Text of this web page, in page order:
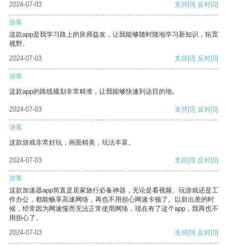
2024-07-03
支持[0] 反对[0]
游客
这款app是我学习路上的良师益友，让我能够随时随地学习新知识，拓宽
视野。
2024-07-03
支持[0] 反对[0]
游客
这款app的路线规划非常精准，让我能够快速到达目的地。
2024-07-03 支持[0] 反对[0]
游客
这款游戏非常好玩，画面精美，玩法丰富。
2024-07-03 支持[0] 反对[0]
游客
这款加速器app简直是居家旅行必备神器，无论是看视频、玩游戏还是工
作办公，都能畅享高速网络，再也不用担心网速卡顿了。以前出差的时
候，经常因为网速慢而无法正常使用网络，现在有了这个app，我再也不
用担心了。
2024-07-03
支持[0] 反对[0]